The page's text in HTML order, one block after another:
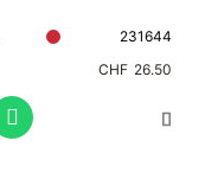
231644
CHF 26.50